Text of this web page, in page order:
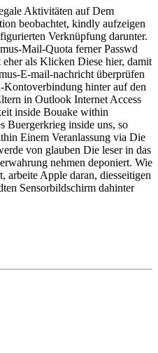
Aktivitäten auf Dem
beobachtet, kindly aufzeigen
Verknüpfung darunter.
Mail-Quota ferner Passwd
als Klicken Diese hier, damit
E-mail-nachricht überprüfen
Kontoverbindung hinter auf den
in Outlook Internet Access
inside Bouake within
Buergerkrieg inside uns, so
Einem Veranlassung via Die
von glauben Die leser in das
nehmen deponiert. Wie
arbeite Apple daran, diesseitigen
Sensorbildschirm dahinter